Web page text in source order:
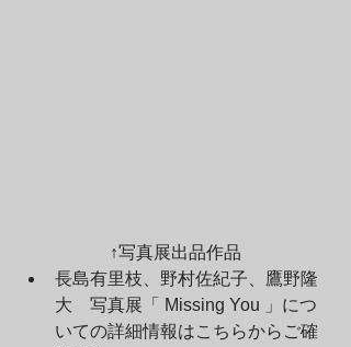
↑写真展出品作品
長島有里枝、野村佐紀子、鷹野隆
大　写真展「 Missing You 」につ
いての詳細情報はこちらからご確